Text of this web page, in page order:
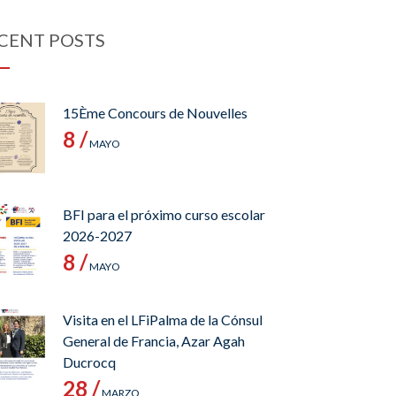
POSTS
15Ème Concours de Nouvelles
8 /MAYO
BFI para el próximo curso escolar
2026-2027
8 /MAYO
Visita en el LFiPalma de la Cónsul
General de Francia, Azar Agah
Ducrocq
28 /MARZO